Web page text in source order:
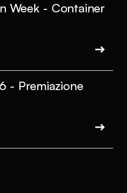
Week - Container
- Premiazione